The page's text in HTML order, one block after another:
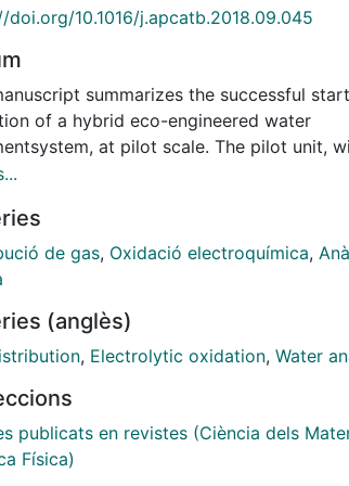
doi.org/10.1016/j.apcatb.2018.09.045
summarizes the successful
of a hybrid eco-engineered water
at pilot scale. The pilot unit,
has been devised for the efficient
triggering the formation of%OH from
withadded Fe2+catalyst. These
with those formed at a powerful
a mixture of model pesticides. The
produce H2O2on site was initially
design(CCD) coupled with response
(RSM). This aimed to evaluate the
like current density (j)
de gas, Oxidació electroquímica,
(anglès)
, Electrolytic oxidation, Water
publicats en revistes (Ciència dels
Física)